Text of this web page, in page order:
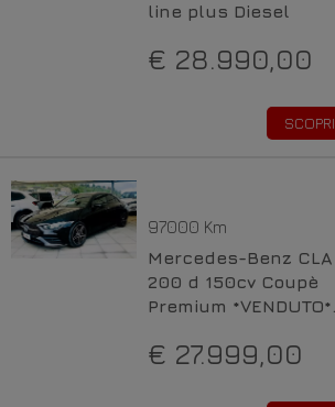
line plus Diesel
€ 28.990,00
SCOPRI
97000 Km
Mercedes-Benz CLA
200 d 150cv Coupè
Premium *VENDUTO*
€ 27.999,00